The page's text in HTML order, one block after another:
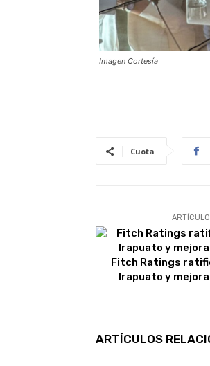
Imagen Cortesía
Cuota
Fitch Ratings
Irapuato y
ARTÍCULOS